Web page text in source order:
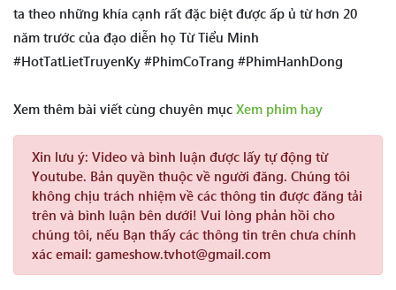
ta theo những khía cạnh rất đặc biệt được ấp ủ từ hơn 20
năm trước của đạo diễn họ Từ Tiểu Minh
#HotTatLietTruyenKy #PhimCoTrang #PhimHanhDong
Xem thêm bài viết cùng chuyên mục Xem phim hay
Xin lưu ý: Video và bình luận được lấy tự động từ
Youtube. Bản quyền thuộc về người đăng. Chúng tôi
không chịu trách nhiệm về các thông tin được đăng tải
trên và bình luận bên dưới! Vui lòng phản hồi cho
chúng tôi, nếu Bạn thấy các thông tin trên chưa chính
xác email: gameshow.tvhot@gmail.com